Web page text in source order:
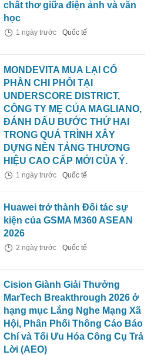
chất thơ giữa điện ảnh và văn
học
1 ngày trước Quốc tế
MONDEVITA MUA LẠI CỔ
PHẦN CHI PHỐI TẠI
UNDERSCORE DISTRICT,
CÔNG TY MẸ CỦA MAGLIANO,
ĐÁNH DẤU BƯỚC THỨ HAI
TRONG QUÁ TRÌNH XÂY
DỰNG NỀN TẢNG THƯƠNG
HIỆU CAO CẤP MỚI CỦA Ý.
1 ngày trước Quốc tế
Huawei trở thành Đối tác sự
kiện của GSMA M360 ASEAN
2026
2 ngày trước Quốc tế
Cision Giành Giải Thưởng
MarTech Breakthrough 2026 ở
hạng mục Lắng Nghe Mạng Xã
Hội, Phân Phối Thông Cáo Báo
Chí và Tối Ưu Hóa Công Cụ Trả
Lời (AEO)